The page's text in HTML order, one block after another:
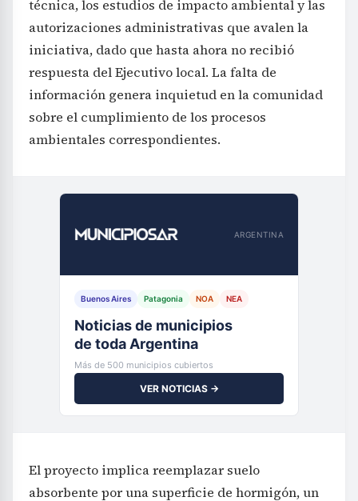
técnica, los estudios de impacto ambiental y las
autorizaciones administrativas que avalen la
iniciativa, dado que hasta ahora no recibió
respuesta del Ejecutivo local. La falta de
información genera inquietud en la comunidad
sobre el cumplimiento de los procesos
ambientales correspondientes.
ARGENTINA
Buenos Aires Patagonia NOA NEA
Noticias de municipios
de toda Argentina
Más de 500 municipios cubiertos
VER NOTICIAS →
El proyecto implica reemplazar suelo
absorbente por una superficie de hormigón, un